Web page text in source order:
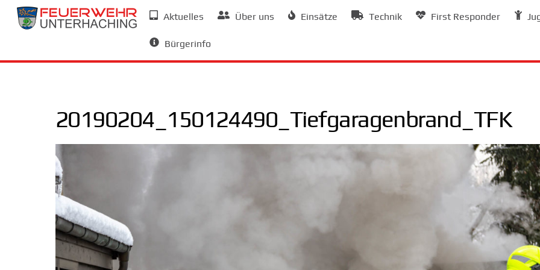
Skip
Aktuelles Über uns Einsätze Technik First Responder
Bürgerinfo
20190204_150124490_Tiefgaragenbrand_TFK